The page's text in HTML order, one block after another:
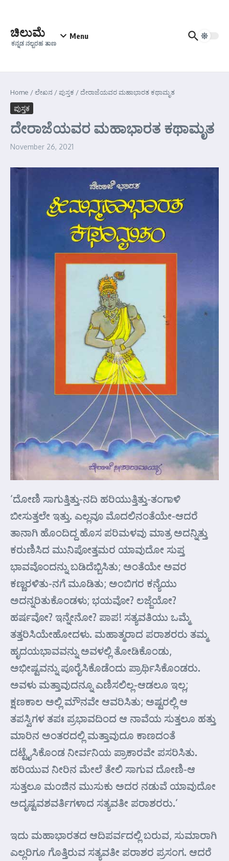
ಚಿಲುಮೆ
ಕನ್ನಡ ನಲ್ಬರಹ ತಾಣ
Menu
Home /ಲೇಖನ /ಪುಸ್ತಕ /ದೇರಾಜೆಯವರ ಮಹಾಭಾರತ ಕಥಾಮೃತ
ಪುಸ್ತಕ
ದೇರಾಜೆಯವರ ಮಹಾಭಾರತ ಕಥಾಮೃತ
November 26, 2021
‘ದೋಣಿ ಸಾಗುತ್ತಿತ್ತು-ನದಿ ಹರಿಯುತ್ತಿತ್ತು-ತಂಗಾಳಿ
ಬೀಸುತ್ತಲೇ ಇತ್ತು. ಎಲ್ಲವೂ ಮೊದಲಿನಂತೆಯೇ-ಆದರೆ
ತಾನಾಗಿ ಹೊಂದಿದ್ದ ಹೊಸ ಪರಿಮಳವು ಮಾತ್ರ ಅದನ್ನಿತ್ತು
ಕರುಣಿಸಿದ ಮುನಿಪೋತ್ತಮರ ಯಾವುದೋ ಸುಪ್ತ
ಭಾವವೊಂದನ್ನು ಬಡಿದೆಬ್ಬಿಸಿತು; ಅಂತೆಯೇ ಅವರ
ಕಣ್ಣರಳಿತು-ನಗೆ ಮೂಡಿತು; ಅಂಬಿಗರ ಕನ್ಯೆಯು
ಅದನ್ನರಿತುಕೊಂಡಳು; ಭಯವೋ? ಲಜ್ಜೆಯೋ?
ಹರ್ಷವೋ? ಇನ್ನೇನೋ? ಪಾಪ! ಸತ್ಯವತಿಯು ಒಮ್ಮೆ
ತತ್ತರಿಸಿಯೇಹೋದಳು. ಮಹಾತ್ಮರಾದ ಪರಾಶರರು ತಮ್ಮ
ಹೃದಯಭಾವವನ್ನು ಅವಳಲ್ಲಿ ತೋಡಿಕೊಂಡು,
ಅಭೀಷ್ಟವನ್ನು ಪೂರೈಸಿಕೊಡೆಂದು ಪ್ರಾರ್ಥಿಸಿಕೊಂಡರು.
ಅವಳು ಮತ್ತಾವುದನ್ನೂ ಎಣಿಸಲಿಲ್ಲ-ಆಡಲೂ ಇಲ್ಲ;
ಕ್ಷಣಕಾಲ ಅಲ್ಲಿ ಮೌನವೇ ಆವರಿಸಿತು; ಅಷ್ಟರಲ್ಲಿ ಆ
ತಪಸ್ವಿಗಳ ತಪಃ ಪ್ರಭಾವದಿಂದ ಆ ನಾವೆಯ ಸುತ್ತಲೂ ಹತ್ತು
ಮಾರಿನ ಅಂತರದಲ್ಲಿ ಮತ್ತಾವುದೂ ಕಾಣದಂತೆ
ದಟ್ಟೈಸಿಕೊಂಡ ನೀರ್ವನಿಯ ಪ್ರಾಕಾರವೇ ಪಸರಿಸಿತು.
ಹರಿಯುವ ನೀರಿನ ಮೇಲೆ ತೇಲಿ ಸಾಗುವ ದೋಣಿ-ಆ
ಸುತ್ತಲೂ ಮಂಜಿನ ಮುಸುಕು ಅದರ ನಡುವೆ ಯಾವುದೋ
ಅದೃಷ್ಟವಶವರ್ತಿಗಳಾದ ಸತ್ಯವತೀ ಪರಾಶರರು.’
ಇದು ಮಹಾಭಾರತದ ಆದಿಪರ್ವದಲ್ಲಿ ಬರುವ, ಸುಮಾರಾಗಿ
ಎಲ್ಲರಿಗೂ ಗೊತ್ತಿರುವ ಸತ್ಯವತೀ ಪರಾಶರ ಪ್ರಸಂಗ. ಆದರೆ